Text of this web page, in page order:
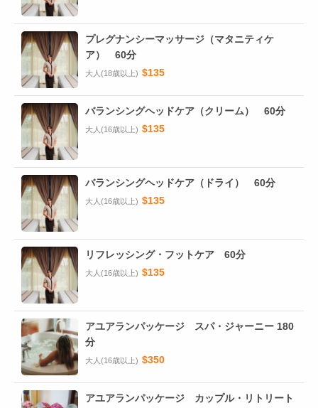
プレグナンシーマッサージ（マタニティケ
ア） 60分
大人(18歳以上) $135
バランシングヘッドケア（クリーム） 60分
大人(16歳以上) $135
バランシングヘッドケア（ドライ） 60分
大人(16歳以上) $135
リフレッシング・フットケア 60分
大人(16歳以上) $135
アユアランパッケージ スパ・ジャーニー 180
分
大人(16歳以上) $350
アユアランパッケージ カップル・リトリート